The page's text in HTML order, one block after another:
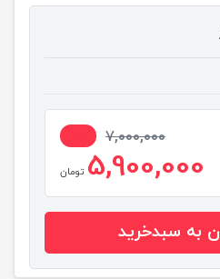
7,000,000
5,900,000 تومان